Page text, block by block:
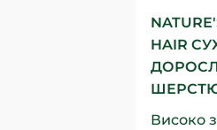
HAIR
Високо